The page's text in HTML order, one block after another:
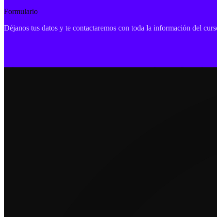
Formulario
Déjanos tus datos y te contactaremos con toda la información del
Impulsamos talento con formación técnica sólida y visión global